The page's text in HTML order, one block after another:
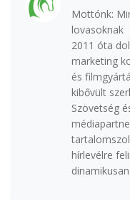
Mottónk:
lovasoknak
2011 óta
marketing
és
kibővült
Szövetség
hírlevélre